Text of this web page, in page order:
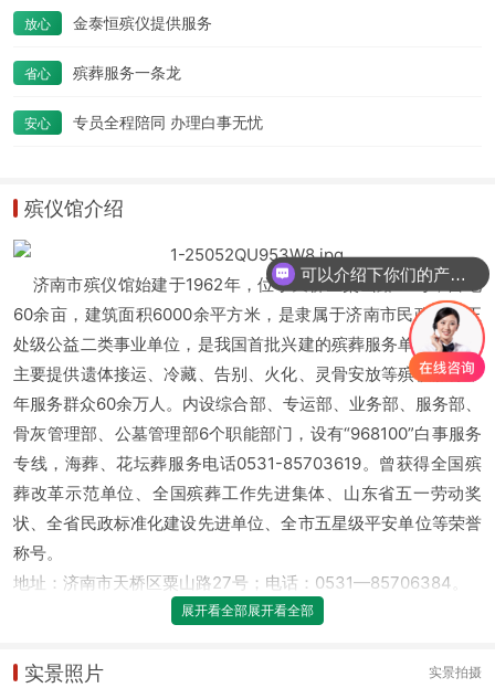
放心 金泰恒殡仪提供服务
省心 殡葬服务一条龙
安心 专员全程陪同 办理白事无忧
殡仪馆介绍
济南市殡仪馆始建于1962年，位于天桥区粟山路27号，占地
60余亩，建筑面积6000余平方米，是隶属于济南市民政局的正
处级公益二类事业单位，是我国首批兴建的殡葬服务单位之一，
主要提供遗体接运、冷藏、告别、火化、灵骨安放等殡仪服务，
年服务群众60余万人。内设综合部、专运部、业务部、服务部、
骨灰管理部、公墓管理部6个职能部门，设有“968100”白事服务
专线，海葬、花坛葬服务电话0531-85703619。曾获得全国殡
葬改革示范单位、全国殡葬工作先进集体、山东省五一劳动奖
状、全省民政标准化建设先进单位、全市五星级平安单位等荣誉
称号。
地址：济南市天桥区粟山路27号；电话：0531—85706384。
展开看全部
实景照片 实景拍摄
可以介绍下你们的产品么